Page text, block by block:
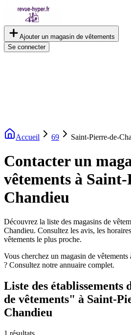
Ajouter un magasin de vêtements
Se connecter
Accueil 69 Saint-Pierre-de-
Contacter un
vêtements à
Chandieu
Découvrez la liste des magasins de
Chandieu. Consultez les avis, les
vêtements le plus proche.
Vous cherchez un magasin de
? Consultez notre annuaire complet.
Liste des établissements
de vêtements" à Saint-
Chandieu
1 résultats